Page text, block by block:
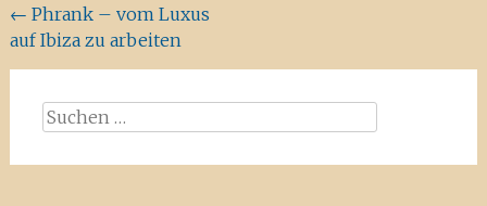
Beitragsnavigation
← Phrank – vom Luxus
auf Ibiza zu arbeiten
Suchen